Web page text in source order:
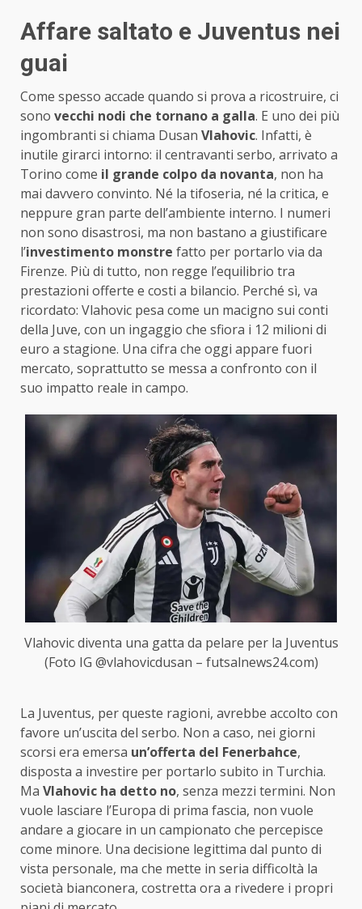
Affare saltato e Juventus nei
guai
Come spesso accade quando si prova a ricostruire, ci
sono vecchi nodi che tornano a galla. E uno dei più
ingombranti si chiama Dusan Vlahovic. Infatti, è
inutile girarci intorno: il centravanti serbo, arrivato a
Torino come il grande colpo da novanta, non ha
mai davvero convinto. Né la tifoseria, né la critica, e
neppure gran parte dell’ambiente interno. I numeri
non sono disastrosi, ma non bastano a giustificare
l’investimento monstre fatto per portarlo via da
Firenze. Più di tutto, non regge l’equilibrio tra
prestazioni offerte e costi a bilancio. Perché sì, va
ricordato: Vlahovic pesa come un macigno sui conti
della Juve, con un ingaggio che sfiora i 12 milioni di
euro a stagione. Una cifra che oggi appare fuori
mercato, soprattutto se messa a confronto con il
suo impatto reale in campo.
Vlahovic diventa una gatta da pelare per la Juventus
(Foto IG @vlahovicdusan – futsalnews24.com)
La Juventus, per queste ragioni, avrebbe accolto con
favore un’uscita del serbo. Non a caso, nei giorni
scorsi era emersa un’offerta del Fenerbahce,
disposta a investire per portarlo subito in Turchia.
Ma Vlahovic ha detto no, senza mezzi termini. Non
vuole lasciare l’Europa di prima fascia, non vuole
andare a giocare in un campionato che percepisce
come minore. Una decisione legittima dal punto di
vista personale, ma che mette in seria difficoltà la
società bianconera, costretta ora a rivedere i propri